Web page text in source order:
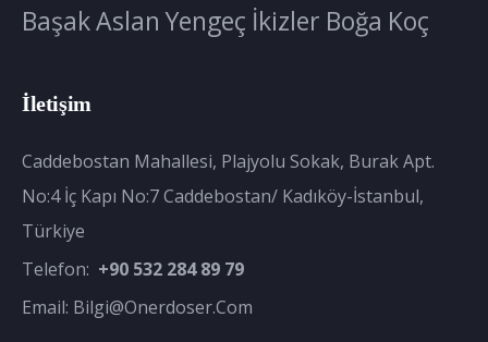
BaşakAslan Yengeç İkizler Boğa Koç
İletişim
Caddebostan Mahallesi, Plajyolu Sokak, Burak Apt.
No:4 İç Kapı No:7 Caddebostan/ Kadıköy-İstanbul,
Türkiye
Telefon: +90 532 284 89 79
Email: Bilgi@onerdoser.com